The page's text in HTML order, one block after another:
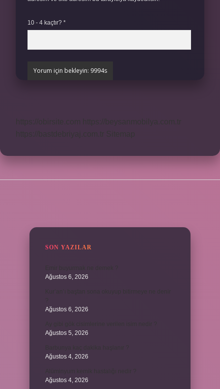
10 - 4 kaçtır? *
SON YAZILAR
Ağustos 6, 2026
Ağustos 6, 2026
Ağustos 5, 2026
Ağustos 4, 2026
Ağustos 4, 2026